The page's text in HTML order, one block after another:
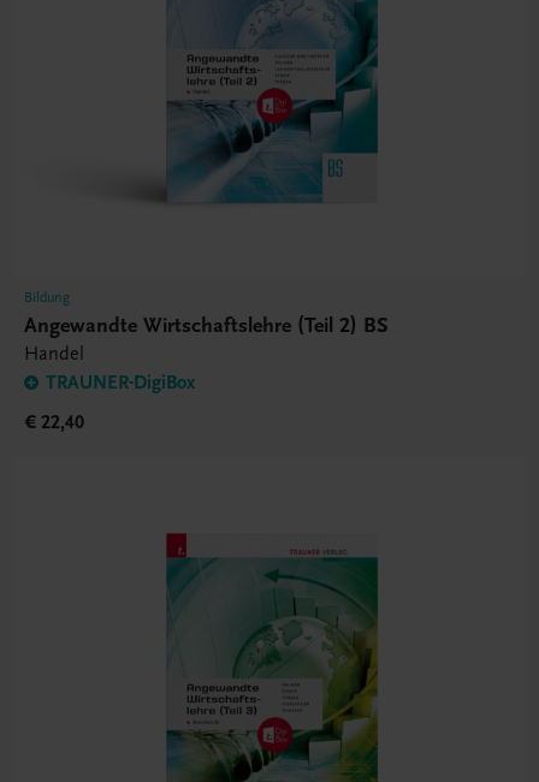
Bildung
Angewandte Wirtschaftslehre (Teil 2) BS
Handel
TRAUNER-DigiBox
€ 22,40